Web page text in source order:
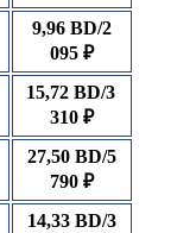
9,96 BD/2
095 ₽
15,72 BD/3
310 ₽
27,50 BD/5
790 ₽
14,33 BD/3